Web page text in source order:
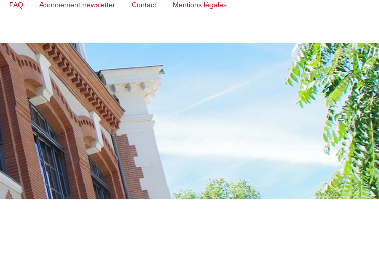
FAQ Abonnement newsletter Contact Mentions légales